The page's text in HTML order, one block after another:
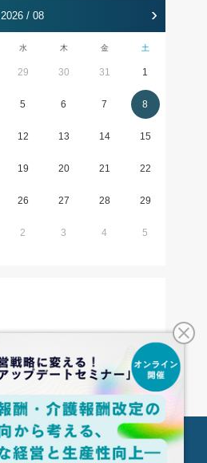
2026 / 08 ›
水 木 金 土
29 30 31 1
5 6 7 8
12 13 14 15
19 20 21 22
26 27 28 29
2 3 4 5